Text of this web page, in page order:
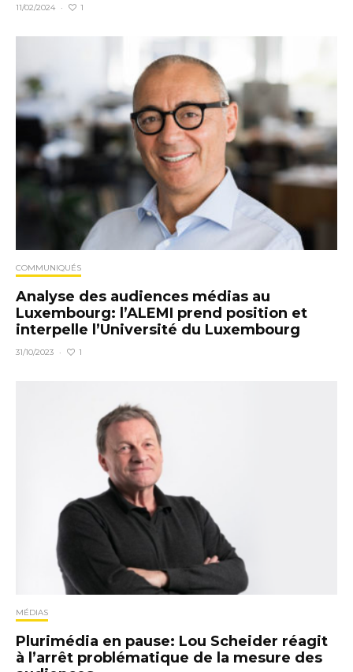
11/02/2024 · 1
COMMUNIQUÉS
Analyse des audiences médias au
Luxembourg: l’ALEMI prend position et
interpelle l’Université du Luxembourg
31/10/2023 · 1
MÉDIAS
Plurimédia en pause: Lou Scheider réagit
à l’arrêt problématique de la mesure des